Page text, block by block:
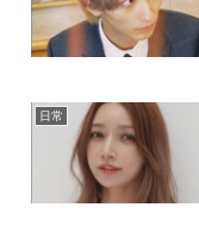
日常